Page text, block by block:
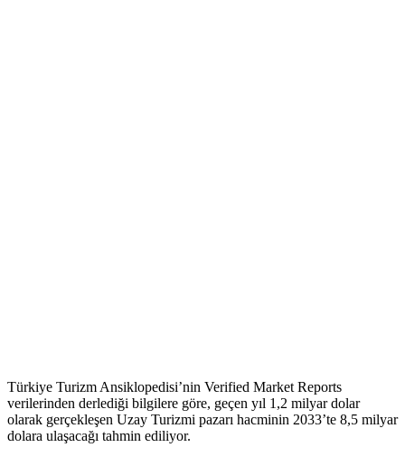
Türkiye Turizm Ansiklopedisi’nin Verified Market Reports
verilerinden derlediği bilgilere göre, geçen yıl 1,2 milyar dolar
olarak gerçekleşen Uzay Turizmi pazarı hacminin 2033’te 8,5 milyar
dolara ulaşacağı tahmin ediliyor.